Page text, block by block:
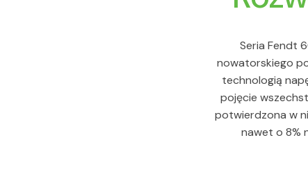
Seria Fendt
nowatorskiego
technologią
pojęcie
potwierdzona w
nawet o 8%